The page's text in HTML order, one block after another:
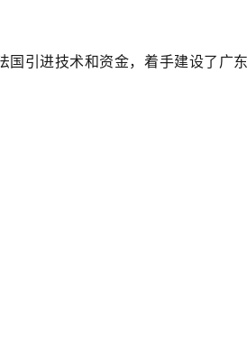
国引进技术和资金，着手建设了广